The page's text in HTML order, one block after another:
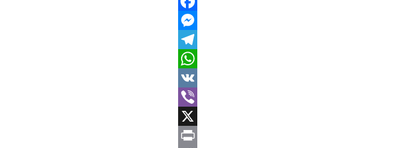
Facebook
Messenger
Telegram
WhatsApp
VK
Viber
X